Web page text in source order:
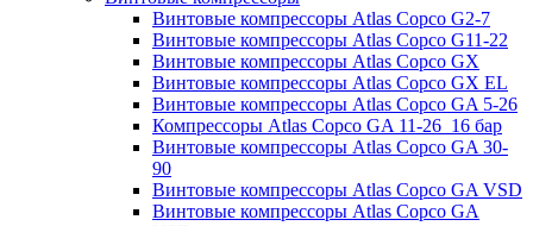
Винтовые компрессоры Atlas Copco G2-7
Винтовые компрессоры Atlas Copco G11-22
Винтовые компрессоры Atlas Copco GX
Винтовые компрессоры Atlas Copco GX EL
Винтовые компрессоры Atlas Copco GA 5-26
Компрессоры Atlas Copco GA 11-26_16 бар
Винтовые компрессоры Atlas Copco GA 30-
90
Винтовые компрессоры Atlas Copco GA VSD
Винтовые компрессоры Atlas Copco GA